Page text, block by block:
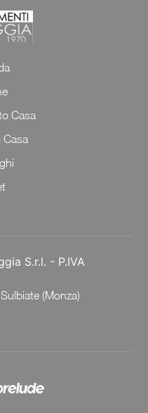
Casa
Casa
S.r.l. - P.IVA
(Monza)